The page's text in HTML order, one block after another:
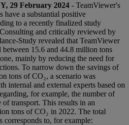
29 February 2024 - TeamViewer's
have a substantial positive
to a recently finalized study
and critically reviewed by
Study revealed that TeamViewer
between 15.6 and 44.8 million tons
mainly by reducing the need for
To narrow down the savings of
tons of CO₂, a scenario was
internal and external experts based on
for example, the number of
of transport. This results in an
tons of CO₂ in 2022. The total
corresponds to, for example: